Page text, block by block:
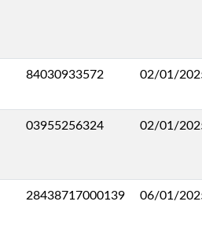
84030933572 02/01/
03955256324 02/01/
28438717000139 06/01/